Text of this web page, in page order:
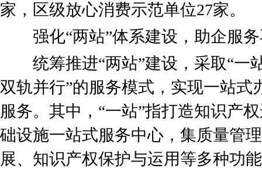
家，区级放心消费示范单位27家。
强化“两站”体系建设，助企服务
统筹推进“两站”建设，采取“一
双轨并行”的服务模式，实现一站式
服务。其中，“一站”指打造知识产
础设施一站式服务中心，集质量管
展、知识产权保护与运用等多种功